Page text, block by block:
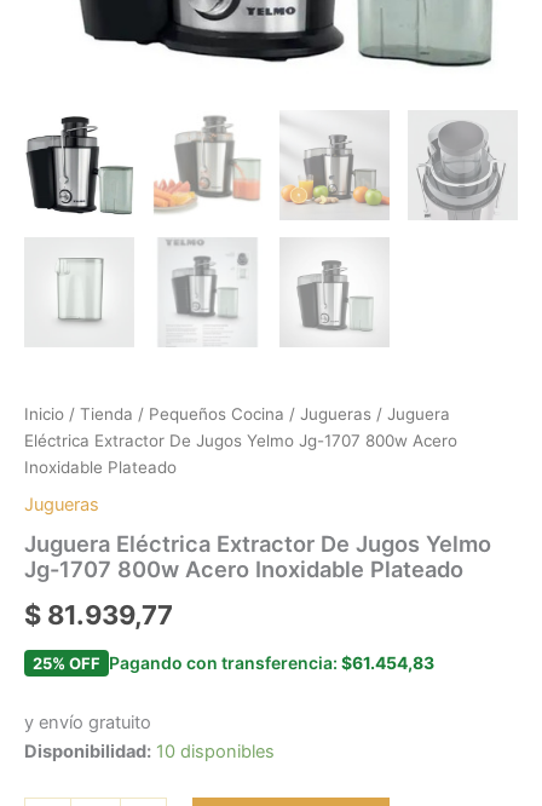
Inicio / Tienda / Pequeños Cocina / Jugueras / Juguera
Eléctrica Extractor De Jugos Yelmo Jg-1707 800w Acero
Inoxidable Plateado
Jugueras
Juguera Eléctrica Extractor De Jugos Yelmo
Jg-1707 800w Acero Inoxidable Plateado
$ 81.939,77
25% OFF Pagando con transferencia: $61.454,83
y envío gratuito
Disponibilidad: 10 disponibles